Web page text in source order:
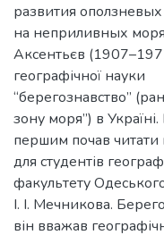
развития
на неприливных
Аксентьєв
географічної науки
“берегознавство”
зону моря”) в Україні.
першим почав читати
для студентів
факультету
І. І. Мечникова.
він вважав